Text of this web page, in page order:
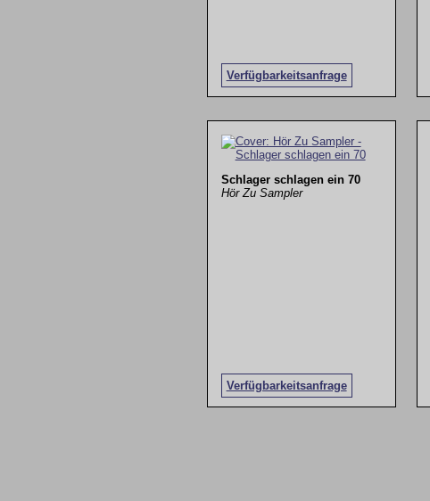
Verfügbarkeitsanfrage
Schlager schlagen ein 70
Hör Zu Sampler
Verfügbarkeitsanfrage